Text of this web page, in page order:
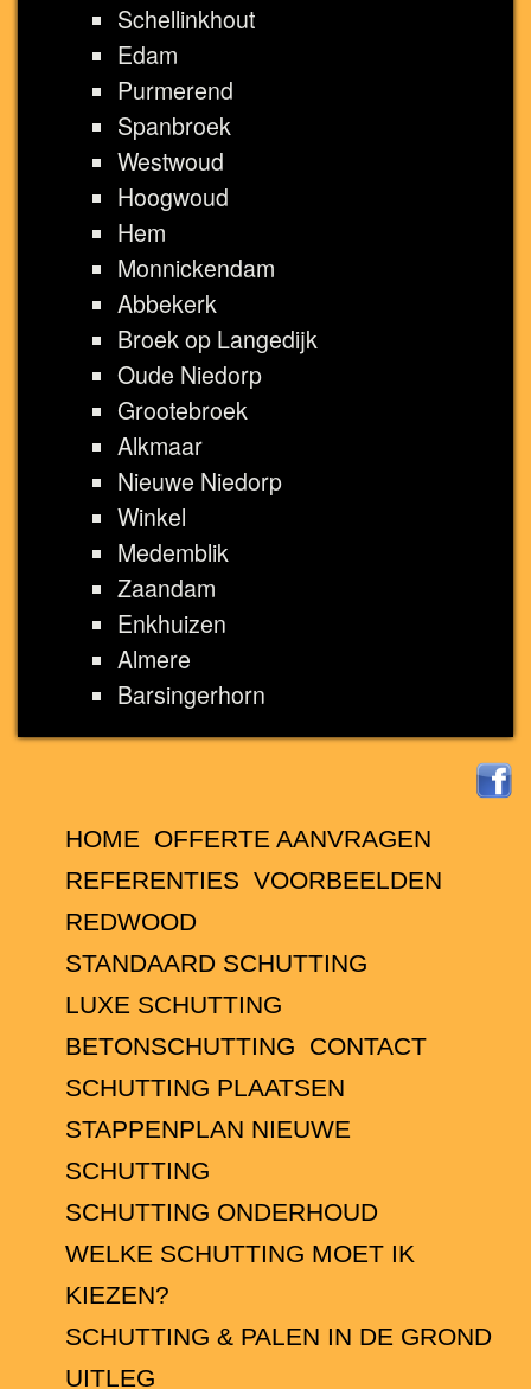
Schellinkhout
Edam
Purmerend
Spanbroek
Westwoud
Hoogwoud
Hem
Monnickendam
Abbekerk
Broek op Langedijk
Oude Niedorp
Grootebroek
Alkmaar
Nieuwe Niedorp
Winkel
Medemblik
Zaandam
Enkhuizen
Almere
Barsingerhorn
HOME
OFFERTE AANVRAGEN
REFERENTIES VOORBEELDEN
REDWOOD
STANDAARD SCHUTTING
LUXE SCHUTTING
BETONSCHUTTING
CONTACT
SCHUTTING PLAATSEN
STAPPENPLAN NIEUWE
SCHUTTING
SCHUTTING ONDERHOUD
WELKE SCHUTTING MOET IK
KIEZEN?
SCHUTTING & PALEN IN DE GROND
UITLEG